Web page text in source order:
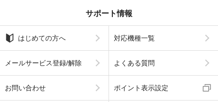
サポート情報
はじめての方へ 対応機種一覧
メールサービス登録/解除 よくある質問
お問い合わせ ポイント表示設定